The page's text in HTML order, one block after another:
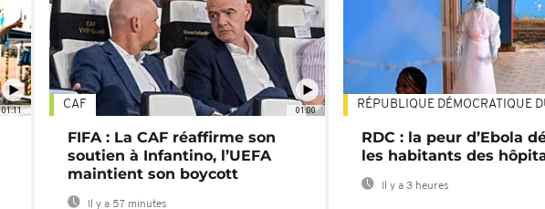
01:11 01:00
CAF
FIFA : La CAF réaffirme son
soutien à Infantino, l’UEFA
maintient son boycott
Il y a 57 minutes
RÉPUBLIQUE DÉMOCRATIQUE
RDC : la peur d’Ebola
les habitants des
Il y a 3 heures